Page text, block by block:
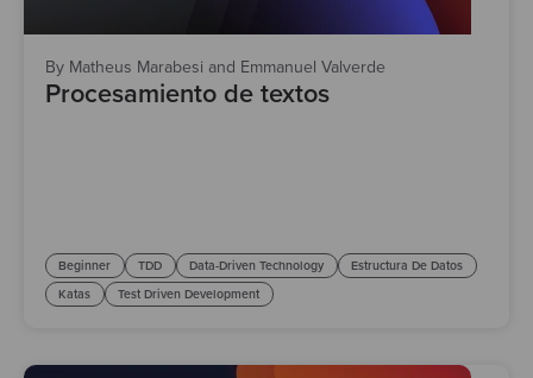
By Matheus Marabesi and Emmanuel Valverde
Procesamiento de textos
Beginner TDD Data-Driven Technology
Estructura De Datos
Katas
Test Driven Development